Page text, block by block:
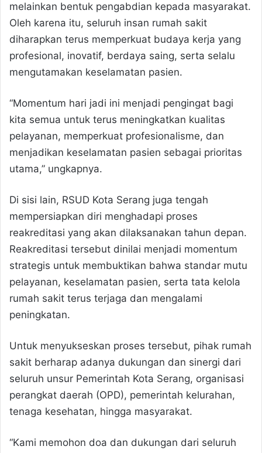
melainkan bentuk pengabdian kepada masyarakat.
Oleh karena itu, seluruh insan rumah sakit
diharapkan terus memperkuat budaya kerja yang
profesional, inovatif, berdaya saing, serta selalu
mengutamakan keselamatan pasien.
“Momentum hari jadi ini menjadi pengingat bagi
kita semua untuk terus meningkatkan kualitas
pelayanan, memperkuat profesionalisme, dan
menjadikan keselamatan pasien sebagai prioritas
utama,” ungkapnya.
Di sisi lain, RSUD Kota Serang juga tengah
mempersiapkan diri menghadapi proses
reakreditasi yang akan dilaksanakan tahun depan.
Reakreditasi tersebut dinilai menjadi momentum
strategis untuk membuktikan bahwa standar mutu
pelayanan, keselamatan pasien, serta tata kelola
rumah sakit terus terjaga dan mengalami
peningkatan.
Untuk menyukseskan proses tersebut, pihak rumah
sakit berharap adanya dukungan dan sinergi dari
seluruh unsur Pemerintah Kota Serang, organisasi
perangkat daerah (OPD), pemerintah kelurahan,
tenaga kesehatan, hingga masyarakat.
“Kami memohon doa dan dukungan dari seluruh